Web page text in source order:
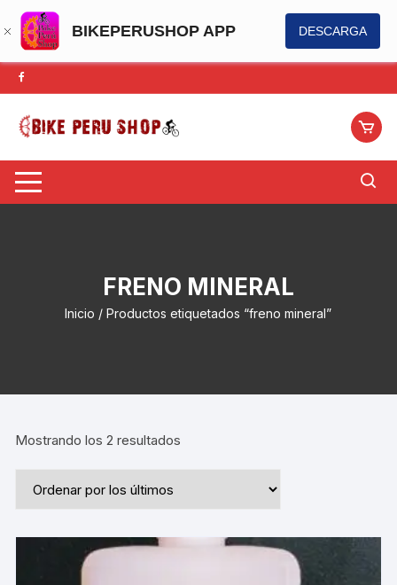
BIKEPERUSHOP APP DESCARGA
Saltar
al
contenido
FRENO MINERAL
Inicio / Productos etiquetados “freno mineral”
Mostrando los 2 resultados